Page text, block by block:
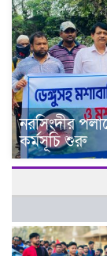
নরসিংদীর
কর্মসূচি শুরু